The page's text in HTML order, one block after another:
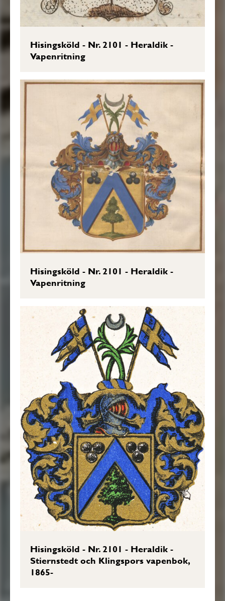
Hisingsköld - Nr. 2101 - Heraldik -
Vapenritning
Hisingsköld - Nr. 2101 - Heraldik -
Vapenritning
Hisingsköld - Nr. 2101 - Heraldik -
Stiernstedt och Klingspors vapenbok,
1865-